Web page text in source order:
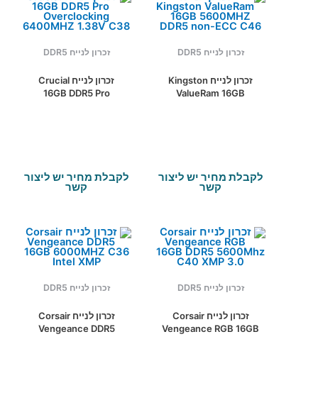
זכרון לנייח DDR5
זכרון לנייח Kingston
ValueRam 16GB
לקבלת מחיר יש ליצור
קשר
זכרון לנייח DDR5
זכרון לנייח Crucial
16GB DDR5 Pro
לקבלת מחיר יש ליצור
קשר
זכרון לנייח DDR5
זכרון לנייח Corsair
Vengeance RGB 16GB
זכרון לנייח DDR5
זכרון לנייח Corsair
Vengeance DDR5